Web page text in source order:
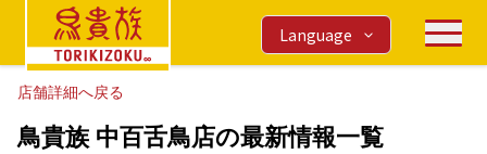
Language
店舗詳細へ戻る
鳥貴族 中百舌鳥店の最新情報一覧